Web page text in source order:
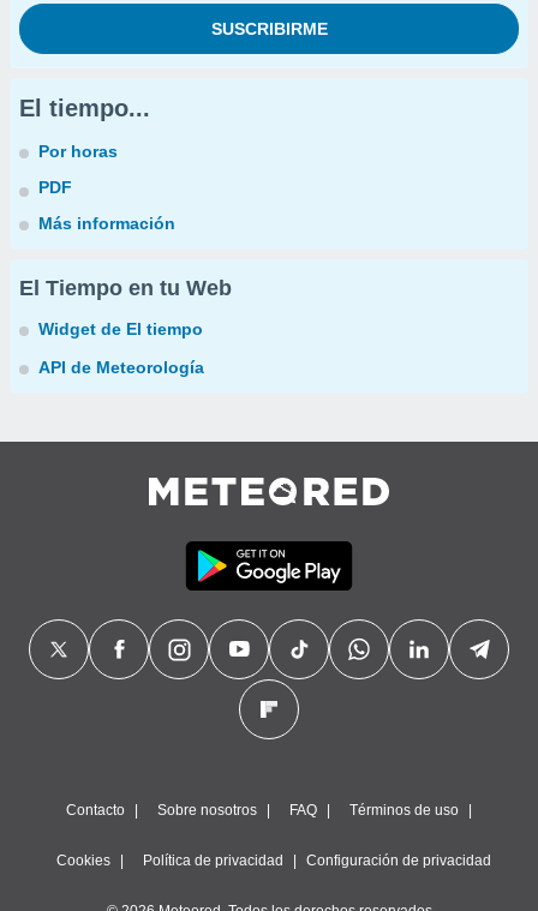
El tiempo...
Por horas
PDF
Más información
El Tiempo en tu Web
Widget de El tiempo
API de Meteorología
Contacto Sobre nosotros FAQ Términos de uso
Cookies Política de privacidad Configuración de privacidad